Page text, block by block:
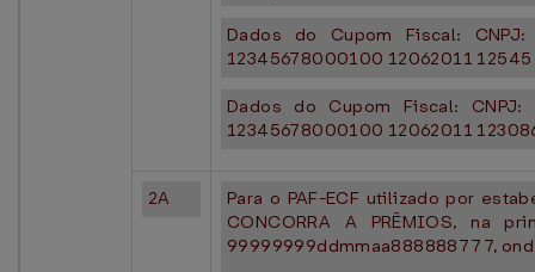
Dados do Cupom Fiscal:
12345678000100 12062011 12545
Dados do Cupom Fiscal:
12345678000100 12062011
2A
Para o PAF-ECF utilizado por
CONCORRA A PRÊMIOS, na
99999999ddmmaa888888777,